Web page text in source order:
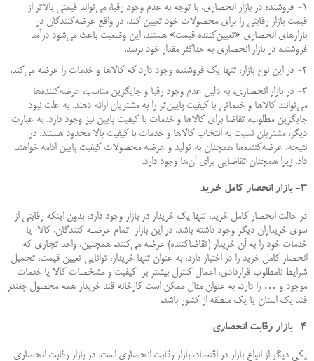
۱- فروشنده در بازار انحصاری، با توجه به عدم وجود رقبا، می‌تواند قیمتی بالاتر از
قیمت بازار رقابتی را برای محصولات خود تعیین کند. در واقع عرضه‌کنندگان در
بازار‌های انحصاری «تعیین‌کننده قیمت» هستند. این وضعیت باعث می‌شود درآمد
فروشنده در بازار انحصاری به حداکثر مقدار خود برسد.
۲- در این نوع بازار، تنها یک فروشنده وجود دارد که کالاها و خدمات را عرضه می‌کند.
۳- در بازار انحصاری، به دلیل عدم وجود رقبا و جایگزین مناسب، عرضه‌کننده‌ها
می‌توانند کالاها و خدماتی با کیفیت پایین‌تر را به مشتریان ارائه دهند. به علت نبود
جایگزین مطلوب، تقاضا برای کالاها و خدمات با کیفیت پایین نیز وجود دارد. به عبارت
دیگر، مشتریان نسبت به انتخاب کالاها و خدمات با کیفیت بالا محدود هستند. در
نتیجه، عرضه‌کننده‌ها همچنان به تولید و عرضه محصولات کیفیت پایین ادامه خواهند
داد. زیرا همچنان تقاضایی برای آن‌ها وجود دارد.
۳- بازار انحصار کامل خرید
در حالت انحصار کامل خرید، تنها یک خريدار در بازار وجود دارد، بدون اینکه رقابتی از
سوی خریداران دیگر وجود داشته باشد. در این بازار تمام عرضـه كنندگان، كالا يا
خدمات خود را به آن خریدار (تقاضاکننده) عرضه می‌کنند. همچنین، واحد تجاری که
انحصار کامل خرید را در اختیار دارد، به عنوان تنها خریدار، توانایی تعیین قیمت، تحمیل
شرایط نامطلوب قراردادی، اعمال کنترل بیشتر بر کیفیت و مشخصات کالا یا خدمات
موجود و … را دارد. به عنوان مثال ممکن است كارخانه قند خریدار همه محصول چغندر
قند يک استان يا يک منطقه از کشور باشد.
۴- بازار رقابت انحصاری
یکی دیگر از انواع بازار در اقتصاد، بازار رقابت انحصاری است. در بازار رقابت انحصاری